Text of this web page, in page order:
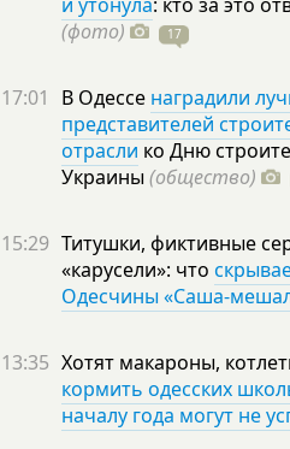
(фото)
17
17:01 В Одессе наградили
представителей
отрасли ко Дню
Украины (общество)
15:29 Титушки, фиктивные
«карусели»: что
Одесчины «Саша-
13:35 Хотят макароны,
кормить одесских
началу года могут не